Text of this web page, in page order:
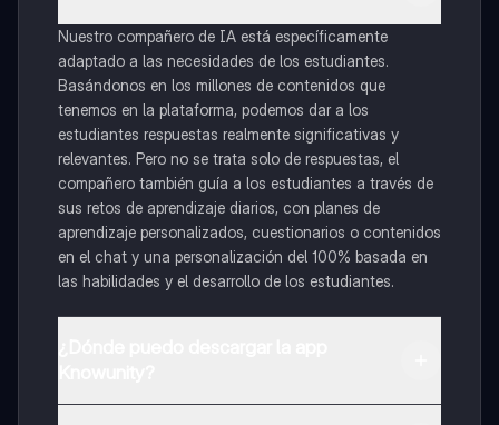
Nuestro compañero de IA está específicamente
adaptado a las necesidades de los estudiantes.
Basándonos en los millones de contenidos que
tenemos en la plataforma, podemos dar a los
estudiantes respuestas realmente significativas y
relevantes. Pero no se trata solo de respuestas, el
compañero también guía a los estudiantes a través de
sus retos de aprendizaje diarios, con planes de
aprendizaje personalizados, cuestionarios o contenidos
en el chat y una personalización del 100% basada en
las habilidades y el desarrollo de los estudiantes.